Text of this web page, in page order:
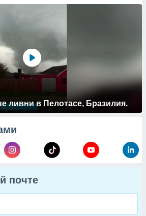
ливни в Пелотасе, Бразилия.
почте